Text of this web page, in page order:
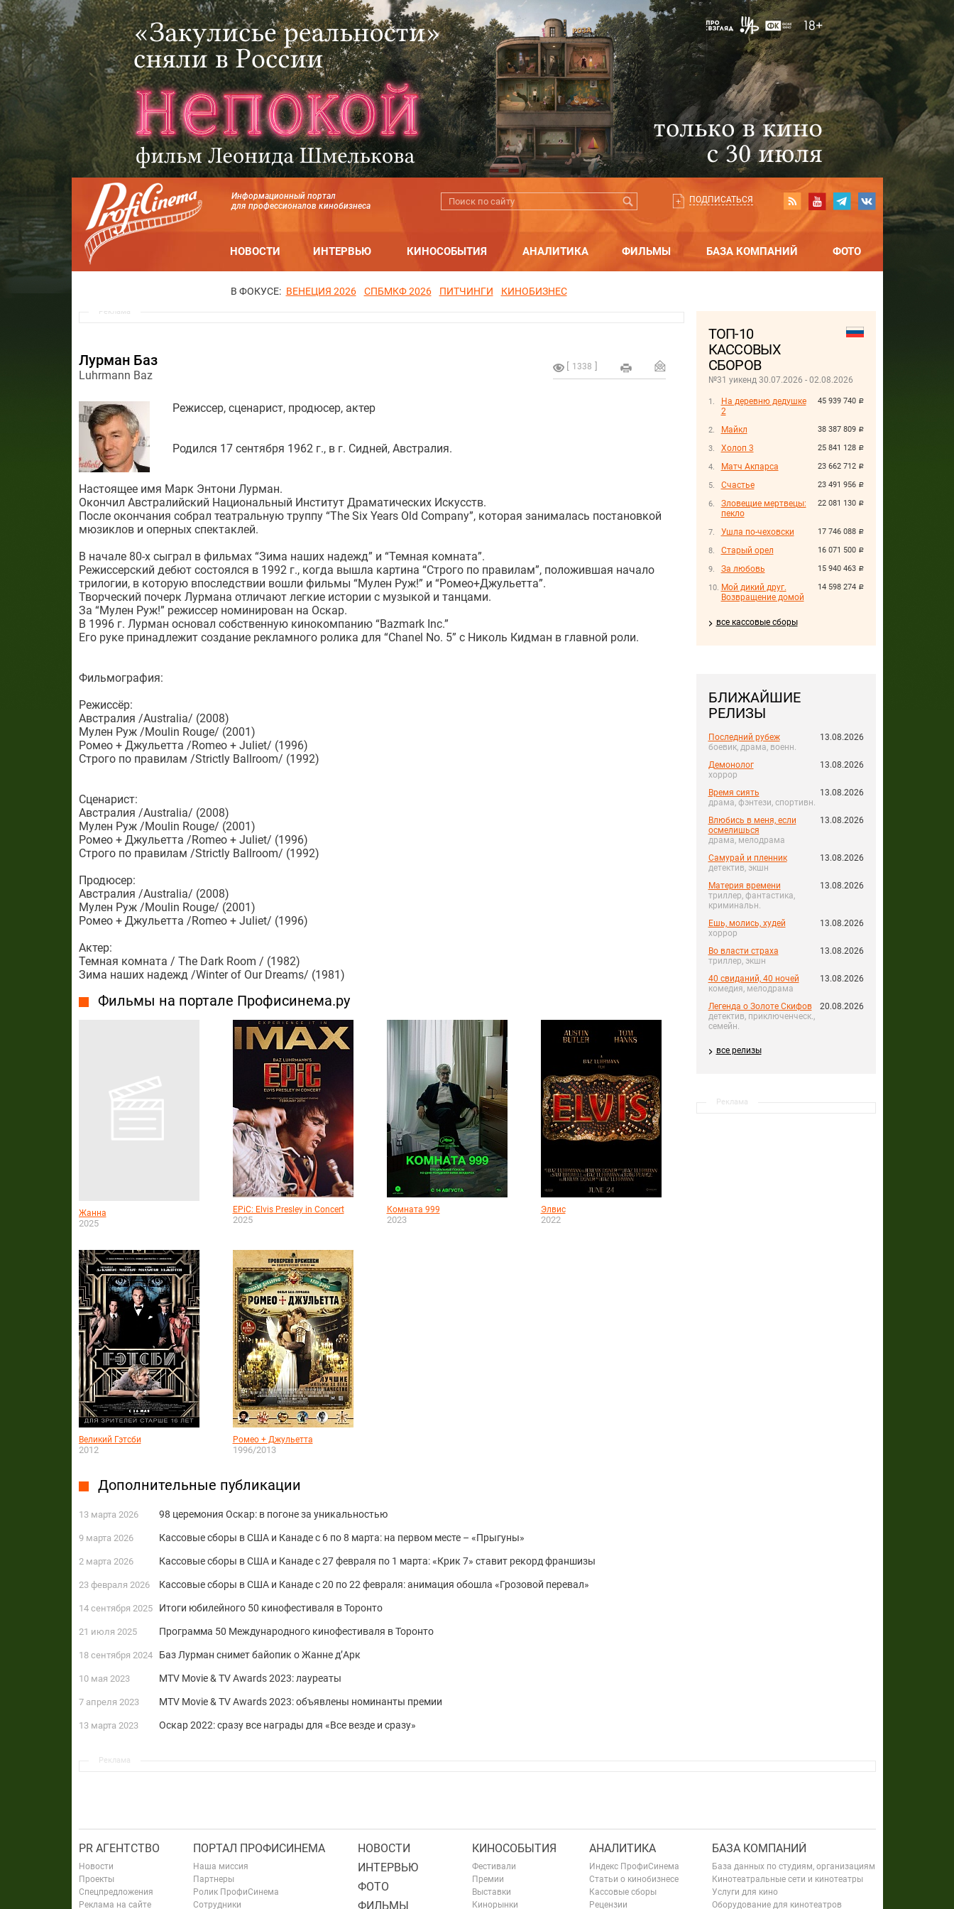
Информационный портал
для профессионалов кинобизнеса
ПОДПИСАТЬСЯ
НОВОСТИ ИНТЕРВЬЮ КИНОСОБЫТИЯ АНАЛИТИКА ФИЛЬМЫ БАЗА КОМПАНИЙ ФОТО
В ФОКУСЕ: ВЕНЕЦИЯ 2026 СПБМКФ 2026 ПИТЧИНГИ КИНОБИЗНЕС
ТОП-10
КАССОВЫХ
СБОРОВ
№31 уикенд 30.07.2026 - 02.08.2026
45 939 740 руб.
На деревню дедушке
2
38 387 809 руб.
Майкл
25 841 128 руб.
Холоп 3
23 662 712 руб.
Матч Акпарса
23 491 956 руб.
Счастье
22 081 130 руб.
Зловещие мертвецы:
пекло
17 746 088 руб.
Ушла по-чеховски
16 071 500 руб.
Старый орел
15 940 463 руб.
За любовь
14 598 274 руб.
Мой дикий друг.
Возвращение домой
все кассовые сборы
БЛИЖАЙШИЕ
РЕЛИЗЫ
Последний рубеж
боевик, драма, военн.
13.08.2026
Демонолог
хоррор
13.08.2026
Время сиять
драма, фэнтези, спортивн.
13.08.2026
Влюбись в меня, если
осмелишься
драма, мелодрама
13.08.2026
Самурай и пленник
детектив, экшн
13.08.2026
Материя времени
триллер, фантастика,
криминальн.
13.08.2026
Ешь, молись, худей
хоррор
13.08.2026
Во власти страха
триллер, экшн
13.08.2026
40 свиданий, 40 ночей
комедия, мелодрама
13.08.2026
Легенда о Золоте Скифов
детектив, приключенческ.,
семейн.
20.08.2026
все релизы
Реклама
Реклама
1338
Лурман Баз
Luhrmann Baz
Режиссер, сценарист, продюсер, актер
Родился 17 сентября 1962 г., в г. Сидней, Австралия.
Настоящее имя Марк Энтони Лурман.
Окончил Австралийский Национальный Институт Драматических Искусств.
После окончания собрал театральную труппу “The Six Years Old Company”, которая занималась постановкой
мюзиклов и оперных спектаклей.
В начале 80-х сыграл в фильмах “Зима наших надежд” и “Темная комната”.
Режиссерский дебют состоялся в 1992 г., когда вышла картина “Строго по правилам”, положившая начало
трилогии, в которую впоследствии вошли фильмы “Мулен Руж!” и “Ромео+Джульетта”.
Творческий почерк Лурмана отличают легкие истории с музыкой и танцами.
За “Мулен Руж!” режиссер номинирован на Оскар.
В 1996 г. Лурман основал собственную кинокомпанию “Bazmark Inc.”
Его руке принадлежит создание рекламного ролика для “Chanel No. 5” с Николь Кидман в главной роли.
Фильмография:
Режиссёр:
Австралия /Australia/ (2008)
Мулен Руж /Moulin Rouge/ (2001)
Ромео + Джульетта /Romeo + Juliet/ (1996)
Строго по правилам /Strictly Ballroom/ (1992)
Сценарист:
Австралия /Australia/ (2008)
Мулен Руж /Moulin Rouge/ (2001)
Ромео + Джульетта /Romeo + Juliet/ (1996)
Строго по правилам /Strictly Ballroom/ (1992)
Продюсер:
Австралия /Australia/ (2008)
Мулен Руж /Moulin Rouge/ (2001)
Ромео + Джульетта /Romeo + Juliet/ (1996)
Актер:
Темная комната / The Dark Room / (1982)
Зима наших надежд /Winter of Our Dreams/ (1981)
Фильмы на портале Профисинема.ру
Жанна
2025
EPiC: Elvis Presley in Concert
2025
Комната 999
2023
Элвис
2022
Великий Гэтсби
2012
Ромео + Джульетта
1996/2013
Дополнительные публикации
13 марта 2026 98 церемония Оскар: в погоне за уникальностью
9 марта 2026 Кассовые сборы в США и Канаде с 6 по 8 марта: на первом месте – «Прыгуны»
2 марта 2026 Кассовые сборы в США и Канаде с 27 февраля по 1 марта: «Крик 7» ставит рекорд франшизы
23 февраля 2026 Кассовые сборы в США и Канаде с 20 по 22 февраля: анимация обошла «Грозовой перевал»
14 сентября 2025 Итоги юбилейного 50 кинофестиваля в Торонто
21 июля 2025 Программа 50 Международного кинофестиваля в Торонто
18 сентября 2024 Баз Лурман снимет байопик о Жанне д’Арк
10 мая 2023 MTV Movie & TV Awards 2023: лауреаты
7 апреля 2023 MTV Movie & TV Awards 2023: объявлены номинанты премии
13 марта 2023 Оскар 2022: сразу все награды для «Все везде и сразу»
Реклама
PR АГЕНТСТВО
Новости
Проекты
Спецпредложения
Реклама на сайте
ПОРТАЛ ПРОФИСИНЕМА
Наша миссия
Партнеры
Ролик ПрофиСинема
Сотрудники
НОВОСТИ
ИНТЕРВЬЮ
ФОТО
ФИЛЬМЫ
КИНОСОБЫТИЯ
Фестивали
Премии
Выставки
Кинорынки
АНАЛИТИКА
Индекс ПрофиСинема
Статьи о кинобизнесе
Кассовые сборы
Рецензии
БАЗА КОМПАНИЙ
База данных по студиям, организациям
Кинотеатральные сети и кинотеатры
Услуги для кино
Оборудование для кинотеатров